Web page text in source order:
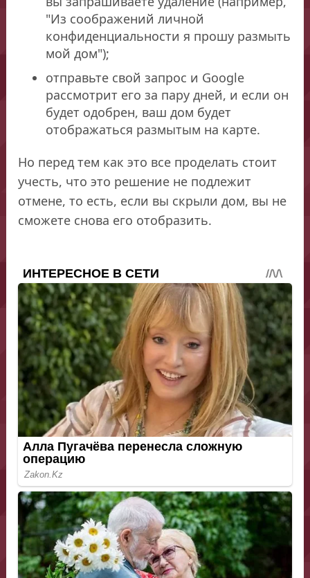
"Из соображений личной
конфиденциальности я прошу размыть
мой дом");
отправьте свой запрос и Google
рассмотрит его за пару дней, и если он
будет одобрен, ваш дом будет
отображаться размытым на карте.
Но перед тем как это все проделать стоит
учесть, что это решение не подлежит
отмене, то есть, если вы скрыли дом, вы не
сможете снова его отобразить.